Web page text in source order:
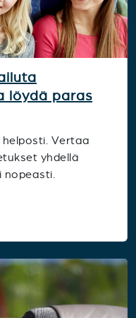
löydä paras
Vertaa
yhdellä
nopeasti.